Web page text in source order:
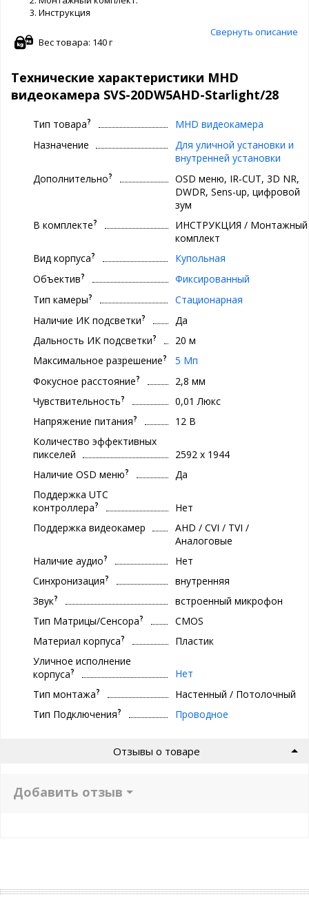
Инструкция
Свернуть описание
Вес товара: 140 г
Технические характеристики MHD
видеокамера SVS-20DW5AHD-Starlight/28
Тип товара?
МHD видеокамера
Назначение
Для уличной установки и
внутренней установки
Дополнительно?
OSD меню, IR‐CUT, 3D NR,
DWDR, Sens-up, цифровой
зум
В комплекте?
ИНСТРУКЦИЯ / Монтажный
комплект
Вид корпуса?
Купольная
Объектив?
Фиксированный
Тип камеры?
Стационарная
Наличие ИК подсветки?
Да
Дальность ИК подсветки?
20 м
Максимальное разрешение?
5 Мп
Фокусное расстояние?
2,8 мм
Чувствительность?
0,01 Люкс
Напряжение питания?
12 В
Количество эффективных
пикселей
2592 х 1944
Наличие OSD меню?
Да
Поддержка UTC
контроллера?
Нет
Поддержка видеокамер
AHD / CVI / TVI /
Аналоговые
Наличие аудио?
Нет
Синхронизация?
внутренняя
Звук?
встроенный микрофон
Тип Матрицы/Сенсора?
CMOS
Материал корпуса?
Пластик
Уличное исполнение
корпуса?
Нет
Тип монтажа?
Настенный / Потолочный
Тип Подключения? Проводное
Отзывы о товаре
Добавить отзыв